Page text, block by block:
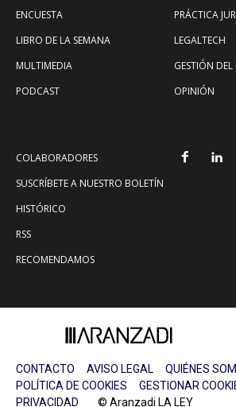
ENCUESTA
LIBRO DE LA SEMANA
MULTIMEDIA
PODCAST
PRÁCTICA
LEGALTECH
GESTIÓN
OPINIÓN
COLABORADORES
SUSCRÍBETE A NUESTRO BOLETÍN
HISTÓRICO
RSS
RECOMENDAMOS
CONTACTO AVISO LEGAL QUIÉNES
POLÍTICA DE COOKIES
GESTIONAR
PRIVACIDAD © Aranzadi LA LEY